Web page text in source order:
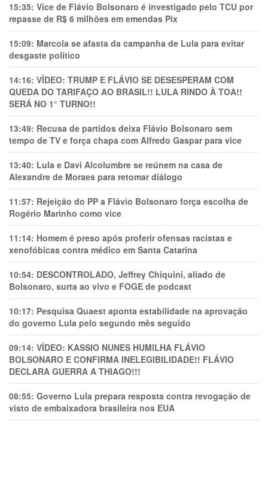
15:35: Vice de Flávio Bolsonaro é investigado pelo TCU por
repasse de R$ 6 milhões em emendas Pix
15:09: Marcola se afasta da campanha de Lula para evitar
desgaste político
14:16: VÍDEO: TRUMP E FLÁVIO SE DESESPERAM COM
QUEDA DO TARIFAÇO AO BRASIL!! LULA RINDO À TOA!!
SERÁ NO 1° TURNO!!
13:49: Recusa de partidos deixa Flávio Bolsonaro sem
tempo de TV e força chapa com Alfredo Gaspar para vice
13:40: Lula e Davi Alcolumbre se reúnem na casa de
Alexandre de Moraes para retomar diálogo
11:57: Rejeição do PP a Flávio Bolsonaro força escolha de
Rogério Marinho como vice
11:14: Homem é preso após proferir ofensas racistas e
xenofóbicas contra médico em Santa Catarina
10:54: DESCONTROLADO, Jeffrey Chiquini, aliado de
Bolsonaro, surta ao vivo e FOGE de podcast
10:17: Pesquisa Quaest aponta estabilidade na aprovação
do governo Lula pelo segundo mês seguido
09:14: VÍDEO: KASSIO NUNES HUMlLHA FLÁVIO
BOLSONARO E CONFIRMA INELEGIBILIDADE!! FLÁVIO
DECLARA GUERRA A THIAGO!!!
08:55: Governo Lula prepara resposta contra revogação de
visto de embaixadora brasileira nos EUA